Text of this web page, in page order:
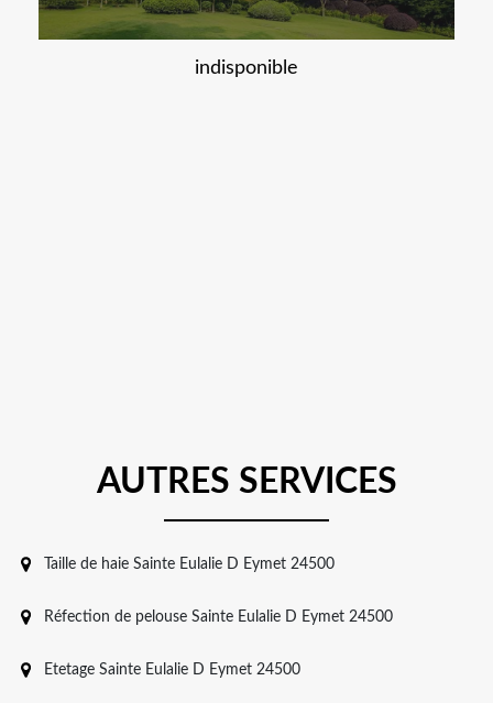
indisponible
AUTRES SERVICES
Taille de haie Sainte Eulalie D Eymet 24500
Réfection de pelouse Sainte Eulalie D Eymet 24500
Etetage Sainte Eulalie D Eymet 24500